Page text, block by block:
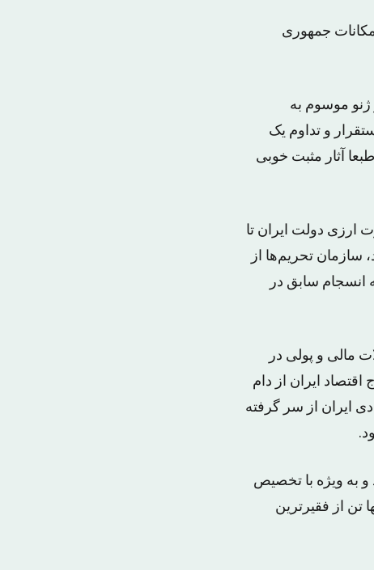
جمهوری
ژنو موسوم به
و تداوم یک
مصالحه شرافتمندانه را ممکن و تضمین کرده است. توافق صورت گرفته در ژنو ۳ طبعا آثار مثبت خوبی
ارزی دولت ایران تا
تحریم‌ها از
انسجام سابق در
مالی و پولی در
ایران از دام
بهار سال ۲۰۱۴ میلادی رشد اقتصادی ایران از سر گرفته
و به ویژه با تخصیص
تن از فقیرترین